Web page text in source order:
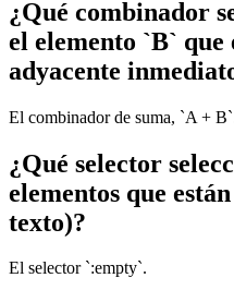
¿Qué combinador
el elemento `B` que
adyacente
El combinador de suma, `A +
¿Qué selector
elementos que
texto)?
El selector `:empty`.